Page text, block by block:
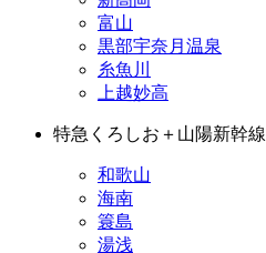
富山
黒部宇奈月温泉
糸魚川
上越妙高
特急くろしお＋山陽新幹線
和歌山
海南
簑島
湯浅